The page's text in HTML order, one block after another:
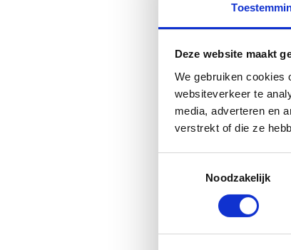
Deze website maakt
We gebruiken cookies
websiteverkeer te
media, adverteren en
verstrekt of die ze
Noodzakelijk